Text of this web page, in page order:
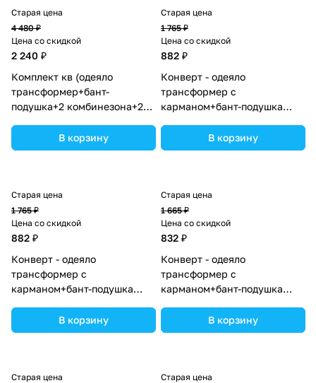
Старая цена
4 480 ₽
Цена со скидкой
2 240 ₽
Комплект кв (одеяло
трансформер+бант-
подушка+2 комбинезона+2
2_09) цвета в ассортименте.
В корзину
Старая цена
1 765 ₽
Цена со скидкой
882 ₽
Конверт - одеяло
трансформер с
карманом+бант-подушка
(№7496-0-1_15) цвета в
ассортименте.
В корзину
Старая цена
1 765 ₽
Цена со скидкой
882 ₽
Конверт - одеяло
трансформер с
карманом+бант-подушка
(№7496-0-1_03) цвета в
ассортименте.
В корзину
Старая цена
1 665 ₽
Цена со скидкой
832 ₽
Конверт - одеяло
трансформер с
карманом+бант-подушка
(№7499-0-1_02) цвета в
ассортименте.
В корзину
Старая цена
Старая цена